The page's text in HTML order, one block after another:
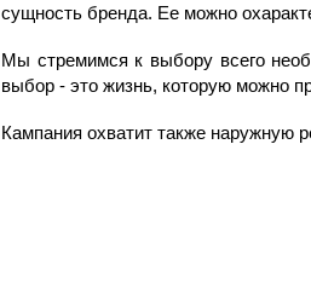
сущность бренда. Ее можно
Мы стремимся к выбору всего
выбор - это жизнь, которую можно
Кампания охватит также наружную